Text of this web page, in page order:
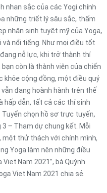
nhan sắc của các Yogi chính
những triết lý sâu sắc, thấm
nhân sinh tuyệt mỹ của Yoga,
nổi tiếng. Như mọi điều tốt
nỗ lực, khi trở thành thí
còn là thành viên của chiến
khỏe cộng đồng, một điều quý
đang hoành hành trên thế
hấp dẫn, tất cả các thí sinh
chọn hồ sơ trực tuyến,
– Tham dự chung kết. Mỗi
thử thách với chính mình,
Yoga làm nên những điều
Nam 2021”, bà Quỳnh
Viet Nam 2021 chia sẻ.